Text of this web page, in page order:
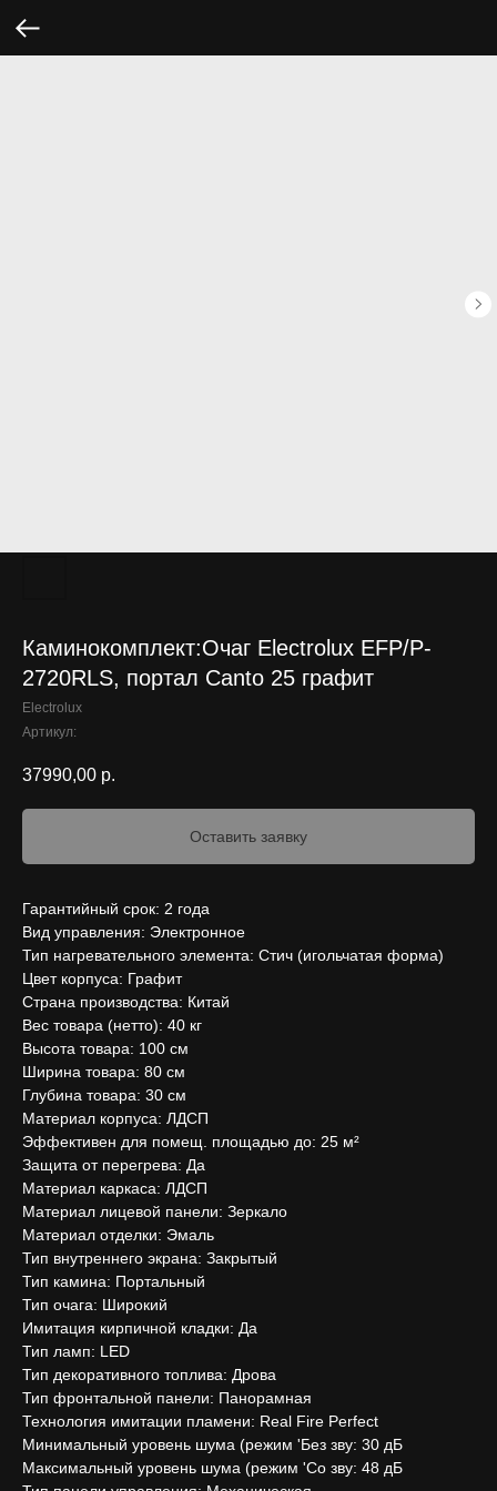
Каминокомплект:Очаг Electrolux EFP/P-
2720RLS, портал Canto 25 графит
Electrolux
Артикул:
37990,00 р.
Оставить заявку
Гарантийный срок: 2 года
Вид управления: Электронное
Тип нагревательного элемента: Стич (игольчатая форма)
Цвет корпуса: Графит
Страна производства: Китай
Вес товара (нетто): 40 кг
Высота товара: 100 см
Ширина товара: 80 см
Глубина товара: 30 см
Материал корпуса: ЛДСП
Эффективен для помещ. площадью до: 25 м²
Защита от перегрева: Да
Материал каркаса: ЛДСП
Материал лицевой панели: Зеркало
Материал отделки: Эмаль
Тип внутреннего экрана: Закрытый
Тип камина: Портальный
Тип очага: Широкий
Имитация кирпичной кладки: Да
Тип ламп: LED
Тип декоративного топлива: Дрова
Тип фронтальной панели: Панорамная
Технология имитации пламени: Real Fire Perfect
Минимальный уровень шума (режим 'Без зву: 30 дБ
Максимальный уровень шума (режим 'Cо зву: 48 дБ